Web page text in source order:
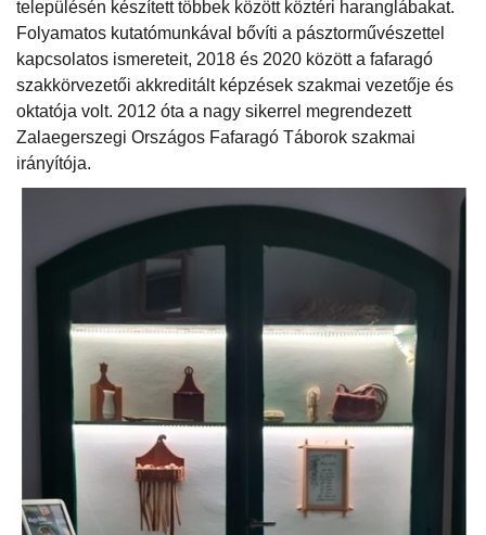
településén készített többek között köztéri haranglábakat.
Folyamatos kutatómunkával bővíti a pásztorművészettel
kapcsolatos ismereteit, 2018 és 2020 között a fafaragó
szakkörvezetői akkreditált képzések szakmai vezetője és
oktatója volt. 2012 óta a nagy sikerrel megrendezett
Zalaegerszegi Országos Fafaragó Táborok szakmai
irányítója.